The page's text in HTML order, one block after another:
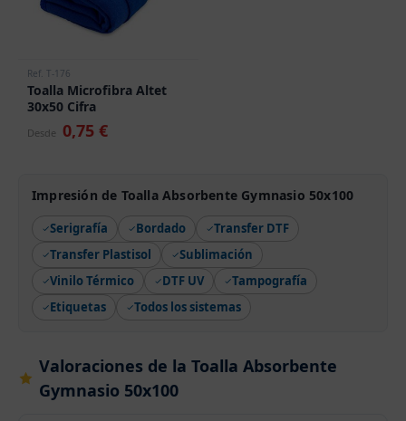
Ref. T-176
Toalla Microfibra Altet
30x50 Cifra
Desde 0,75 €
Impresión de Toalla Absorbente Gymnasio 50x100
Serigrafía Bordado
Transfer DTF
Transfer Plastisol
Sublimación
Vinilo Térmico
DTF UV
Tampografía
Etiquetas
Todos los sistemas
Valoraciones de la Toalla Absorbente
Gymnasio 50x100